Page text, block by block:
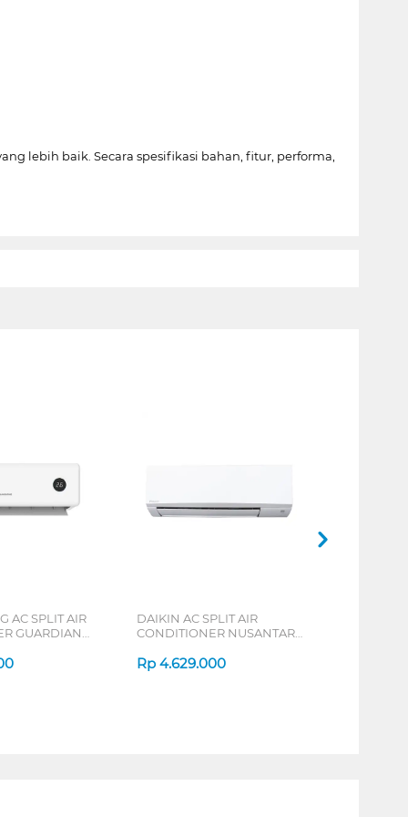
lebih baik. Secara spesifikasi bahan, fitur, performa,
AC SPLIT AIR
GUARDIAN
DAIKIN AC SPLIT AIR
CONDITIONER NUSANTARA
SERIES
Rp 4.629.000